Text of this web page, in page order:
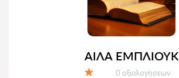
ΑΙΛΑ ΕΜΠΛΙΟΥΚ
Αξιολογήσεις:
0 αξιολογήσεων